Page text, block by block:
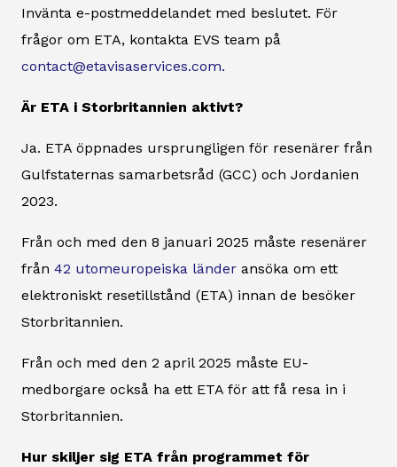
Invänta e-postmeddelandet med beslutet. För
frågor om ETA, kontakta EVS team på
contact@etavisaservices.com.
Är ETA i Storbritannien aktivt?
Ja. ETA öppnades ursprungligen för resenärer från
Gulfstaternas samarbetsråd (GCC) och Jordanien
2023.
Från och med den 8 januari 2025 måste resenärer
från 42 utomeuropeiska länder ansöka om ett
elektroniskt resetillstånd (ETA) innan de besöker
Storbritannien.
Från och med den 2 april 2025 måste EU-
medborgare också ha ett ETA för att få resa in i
Storbritannien.
Hur skiljer sig ETA från programmet för